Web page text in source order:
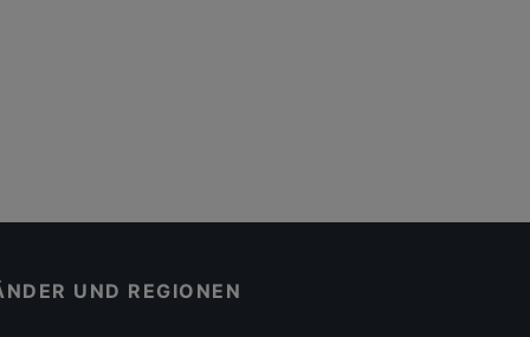
UND REGIONEN